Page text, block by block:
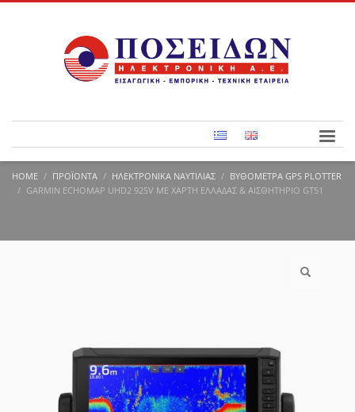
HOME ΠΡΟΪΌΝΤΑ ΗΛΕΚΤΡΟΝΙΚΆ ΝΑΥΤΙΛΊΑΣ
ΒΥΘΌΜΕΤΡΑ GPS PLOTTER
GARMIN ECHOMAP UHD2 92SV ΜΕ ΧΆΡΤΗ ΕΛΛΆΔΑΣ & ΑΙΣΘΗΤΉΡΙΟ GT51